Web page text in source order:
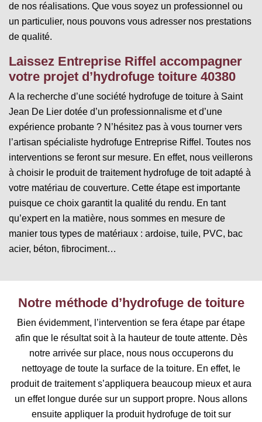
de nos réalisations. Que vous soyez un professionnel ou
un particulier, nous pouvons vous adresser nos prestations
de qualité.
Laissez Entreprise Riffel accompagner
votre projet d’hydrofuge toiture 40380
A la recherche d’une société hydrofuge de toiture à Saint
Jean De Lier dotée d’un professionnalisme et d’une
expérience probante ? N’hésitez pas à vous tourner vers
l’artisan spécialiste hydrofuge Entreprise Riffel. Toutes nos
interventions se feront sur mesure. En effet, nous veillerons
à choisir le produit de traitement hydrofuge de toit adapté à
votre matériau de couverture. Cette étape est importante
puisque ce choix garantit la qualité du rendu. En tant
qu’expert en la matière, nous sommes en mesure de
manier tous types de matériaux : ardoise, tuile, PVC, bac
acier, béton, fibrociment…
Notre méthode d’hydrofuge de toiture
Bien évidemment, l’intervention se fera étape par étape
afin que le résultat soit à la hauteur de toute attente. Dès
notre arrivée sur place, nous nous occuperons du
nettoyage de toute la surface de la toiture. En effet, le
produit de traitement s’appliquera beaucoup mieux et aura
un effet longue durée sur un support propre. Nous allons
ensuite appliquer la produit hydrofuge de toit sur